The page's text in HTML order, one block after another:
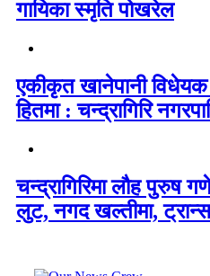
गायिका स्‍मृति पोखरेल
एकीकृत खानेपानी
हितमा : चन्द्रागिरि
चन्द्रागिरिमा लौह पुरुष
लुट, नगद खल्तीमा,